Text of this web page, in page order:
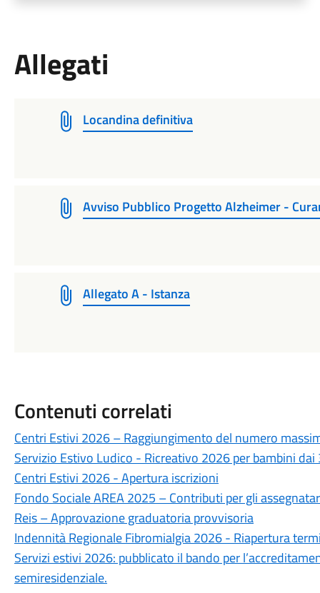
Allegati
Locandina definitiva
Avviso Pubblico Progetto Alzheimer -
Allegato A - Istanza
Contenuti correlati
Centri Estivi 2026 – Raggiungimento del numero
Servizio Estivo Ludico - Ricreativo 2026 per bambini dai
Centri Estivi 2026 - Apertura iscrizioni
Fondo Sociale AREA 2025 – Contributi per gli
Reis – Approvazione graduatoria provvisoria
Indennità Regionale Fibromialgia 2026 - Riapertura
Servizi estivi 2026: pubblicato il bando per
semiresidenziale.